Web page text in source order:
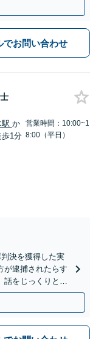
でお問い合わせ
駅 か
歩1分
営業時間：10:00~1
8:00（平日）
決を獲得した実
が逮捕されたらす
話をじっくりと伺